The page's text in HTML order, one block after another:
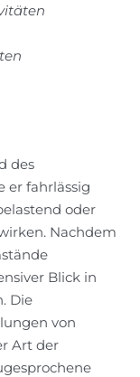
des
er fahrlässig
oder
Nachdem
Blick in
Die
von
Art der